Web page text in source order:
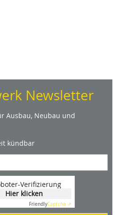
Newsletter
Ausbau, Neubau und
kündbar
Verifizierung
Hier klicken
FriendlyCaptcha ⇗